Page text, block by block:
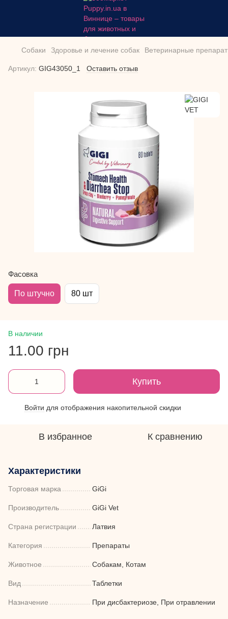
Собаки Здоровье и лечение собак Ветеринарные
Артикул: GIG43050_1 Оставить отзыв
Фасовка
По штучно 80 шт
В наличии
11.00 грн
Купить
Войти для отображения накопительной скидки
В избранное К сравнению
Характеристики
Торговая марка GiGi
Производитель GiGi Vet
Страна регистрации Латвия
Категория Препараты
Животное Собакам, Котам
Вид Таблетки
Назначение При дисбактериозе, При отравлении